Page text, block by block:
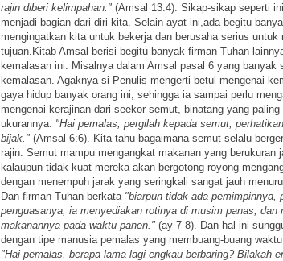
rajin diberi kelimpahan." (Amsal 13:4). Sikap-sikap seperti
menjadi bagian dari diri kita. Selain ayat ini,ada begitu
mengingatkan kita untuk bekerja dan berusaha serius untuk
tujuan.Kitab Amsal berisi begitu banyak firman Tuhan
kemalasan ini. Misalnya dalam Amsal pasal 6 yang banyak
kemalasan. Agaknya si Penulis mengerti betul mengenai
gaya hidup banyak orang ini, sehingga ia sampai perlu
mengenai kerajinan dari seekor semut, binatang yang paling
ukurannya. "Hai pemalas, pergilah kepada semut,
bijak." (Amsal 6:6). Kita tahu bagaimana semut selalu
rajin. Semut mampu mengangkat makanan yang berukuran
kalaupun tidak kuat mereka akan bergotong-royong
dengan menempuh jarak yang seringkali sangat jauh
Dan firman Tuhan berkata "biarpun tidak ada pemimpinnya,
penguasanya, ia menyediakan rotinya di musim panas, dan
makanannya pada waktu panen." (ay 7-8). Dan hal ini
dengan tipe manusia pemalas yang membuang-buang
"Hai pemalas, berapa lama lagi engkau berbaring? Bilakah